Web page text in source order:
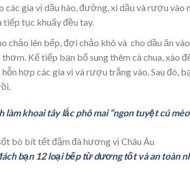
các gia vị dầu hào, đường, xì dầu và rượu vào
tiếp tục khuấy đều tay.
chảo lên bếp, đợi chảo khô và cho dầu ăn
Kế tiếp bạn bổ sung thêm cà chua, xào
hợp các gia vị và rượu trắng vào. Sau đó,
làm khoai tây lắc phô mai “ngon tuyệt cú
bạn 12 loại bếp từ dương tốt và an toàn